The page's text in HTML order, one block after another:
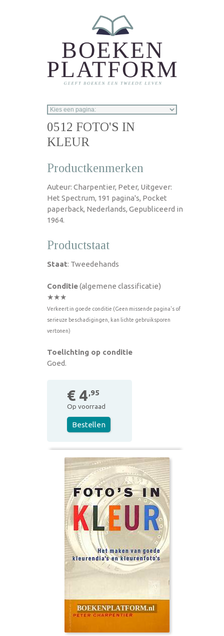
0512 FOTO'S IN
KLEUR
Productkenmerken
Auteur: Charpentier, Peter, Uitgever:
Het Spectrum, 191 pagina's, Pocket
paperback, Nederlands, Gepubliceerd in
1964.
Productstaat
Staat: Tweedehands
Conditie(algemene classificatie)
★★★
Verkeert in goede conditie (Geen missende pagina's of
serieuze beschadigingen, kan lichte gebruiksporen
vertonen)
Toelichting op conditie
Goed.
€ 4,95
Op voorraad
Bestellen